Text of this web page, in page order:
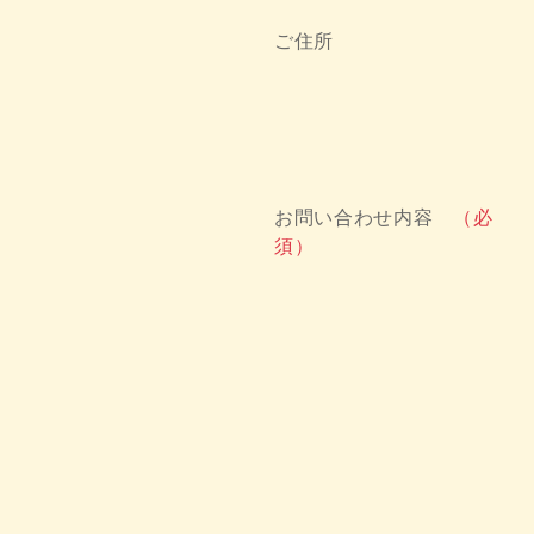
ご住所
お問い合わせ内容
（必
須）